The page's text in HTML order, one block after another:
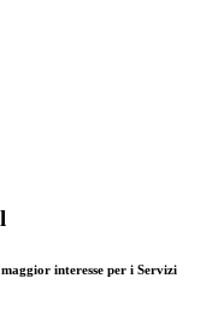
interesse per i Servizi